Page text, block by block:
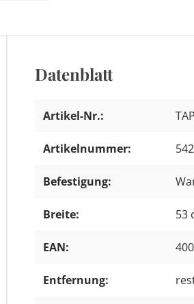
Datenblatt
Artikel-Nr.:
Artikelnummer:
Befestigung:
Breite: 53
EAN:
Entfernung: